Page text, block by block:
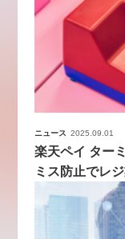
ニュース 2025.09.01
楽天ペイ ター
ミス防止でレ